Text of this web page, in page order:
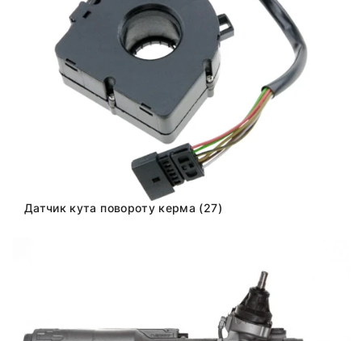
Датчик кута повороту керма (27)